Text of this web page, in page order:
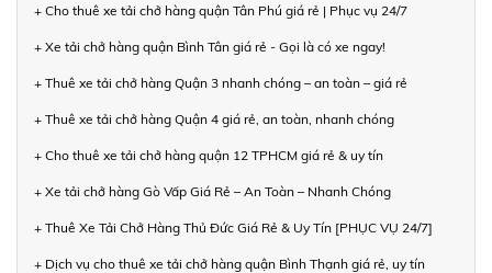
+ Cho thuê xe tải chở hàng quận Tân Phú giá rẻ | Phục vụ 24/7
+ Xe tải chở hàng quận Bình Tân giá rẻ - Gọi là có xe ngay!
+ Thuê xe tải chở hàng Quận 3 nhanh chóng – an toàn – giá rẻ
+ Thuê xe tải chở hàng Quận 4 giá rẻ, an toàn, nhanh chóng
+ Cho thuê xe tải chở hàng quận 12 TPHCM giá rẻ & uy tín
+ Xe tải chở hàng Gò Vấp Giá Rẻ – An Toàn – Nhanh Chóng
+ Thuê Xe Tải Chở Hàng Thủ Đức Giá Rẻ & Uy Tín [PHỤC VỤ 24/7]
+ Dịch vụ cho thuê xe tải chở hàng quận Bình Thạnh giá rẻ, uy tín